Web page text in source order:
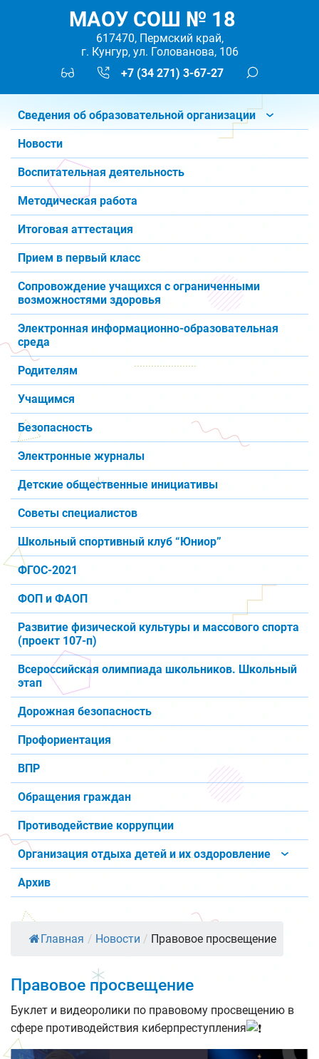
МАОУ СОШ № 18
617470, Пермский край,
г. Кунгур, ул. Голованова, 106
+7 (34 271) 3-67-27
Сведения об образовательной организации
Новости
Воспитательная деятельность
Методическая работа
Итоговая аттестация
Прием в первый класс
Сопровождение учащихся с ограниченными
возможностями здоровья
Электронная информационно-образовательная
среда
Родителям
Учащимся
Безопасность
Электронные журналы
Детские общественные инициативы
Советы специалистов
Школьный спортивный клуб “Юниор”
ФГОС-2021
ФОП и ФАОП
Развитие физической культуры и массового спорта
(проект 107-п)
Всероссийская олимпиада школьников. Школьный
этап
Дорожная безопасность
Профориентация
ВПР
Обращения граждан
Противодействие коррупции
Организация отдыха детей и их оздоровление
Архив
Главная / Новости / Правовое просвещение
Правовое просвещение
Буклет и видеоролики по правовому просвещению в
сфере противодействия киберпреступления